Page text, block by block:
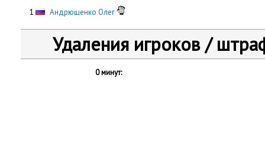
1 Андрющенко Олег
Удаления игроков /
0 минут: